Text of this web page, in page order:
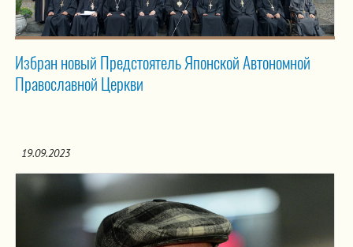
Избран новый Предстоятель Японской Автономной
Православной Церкви
19.09.2023